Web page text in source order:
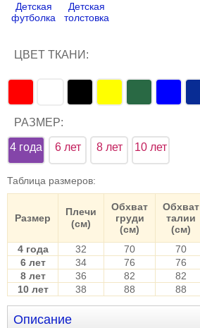
Детская
футболка
Детская
толстовка
ЦВЕТ ТКАНИ:
РАЗМЕР:
4 года 6 лет 8 лет 10 лет
Таблица размеров:
Размер
Плечи
(см)
Обхват
груди
(см)
Обхват
талии
(см)
4 года 32 70 70
6 лет
34 76 76
8 лет
36 82 82
10 лет
38 88 88
Описание